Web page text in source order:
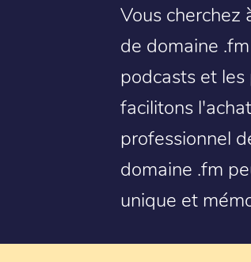
Vous cherchez
de domaine
podcasts et
facilitons
professionnel
domaine .fm
unique et